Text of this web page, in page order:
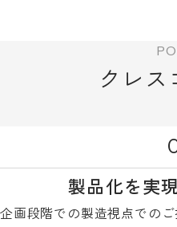
クレス
製品化を実
企画段階での製造視点での